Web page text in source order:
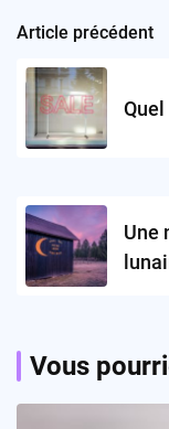
Post
navigation
Article précédent
Quel
Une
Vous